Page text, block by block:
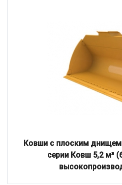
Ковши с плоским
серии Ковш 5,2 м³